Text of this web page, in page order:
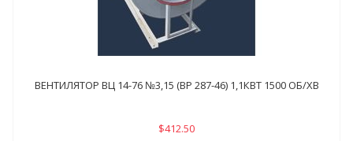
ВЕНТИЛЯТОР ВЦ 14-76 №3,15 (ВР 287-46) 1,1КВТ 1500 ОБ/ХВ
$412.50